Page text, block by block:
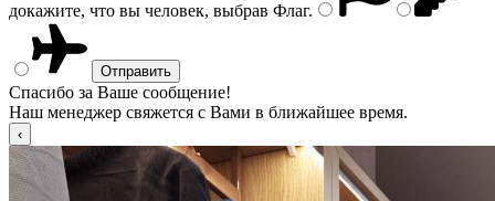
докажите, что вы человек, выбрав Флаг.
Спасибо за Ваше сообщение!
Наш менеджер свяжется с Вами в ближайшее время.